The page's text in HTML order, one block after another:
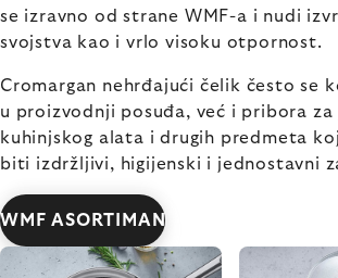
se izravno od strane WMF-a i nudi
svojstva kao i vrlo visoku otpornost.
Cromargan nehrđajući čelik često se
u proizvodnji posuđa, već i pribora za
kuhinjskog alata i drugih predmeta
biti izdržljivi, higijenski i jednostavni
WMF ASORTIMAN